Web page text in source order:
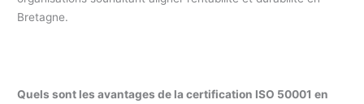
Bretagne.
Quels sont les avantages de la certification ISO 50001 en